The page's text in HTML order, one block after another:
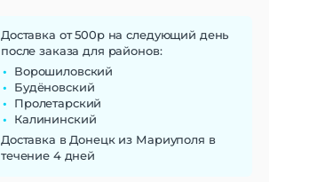
Доставка от 500р на следующий день
после заказа для районов:
Ворошиловский
Будёновский
Пролетарский
Калининский
Доставка в Донецк из Мариуполя в
течение 4 дней